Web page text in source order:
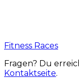
Fitness Races
Fragen? Du
Kontaktseite.